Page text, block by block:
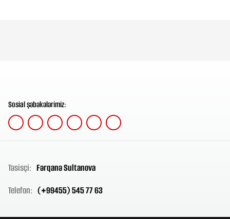
Sosial şəbəkələrimiz:
Təsisçi: Fərqanə Sultanova
Telefon: (+99455) 545 77 63